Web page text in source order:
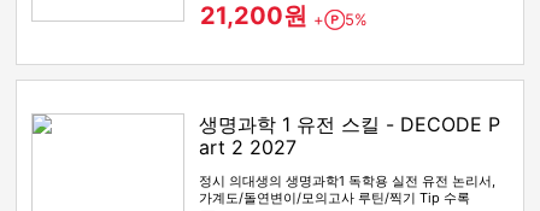
21,200원 + Point
5%
생명과학 1 유전 스킬 - DECODE P
art 2 2027
정시 의대생의 생명과학1 독학용 실전 유전 논리서,
가계도/돌연변이/모의고사 루틴/찍기 Tip 수록